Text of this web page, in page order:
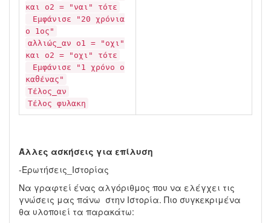
και ο2 = "ναι" τότε
Εμφάνισε "20 χρόνια
ο 1ος"
αλλιώς_αν ο1 = "οχι"
και ο2 = "οχι" τότε
Εμφάνισε "1 χρόνο ο
καθένας"
Τέλος_αν
Τέλος φυλακη
Άλλες ασκήσεις για επίλυση
-Ερωτήσεις_Ιστορίας
Να γραφτεί ένας αλγόριθμος που να ελέγχει τις
γνώσεις μας πάνω στην Ιστορία. Πιο συγκεκριμένα
θα υλοποιεί τα παρακάτω: